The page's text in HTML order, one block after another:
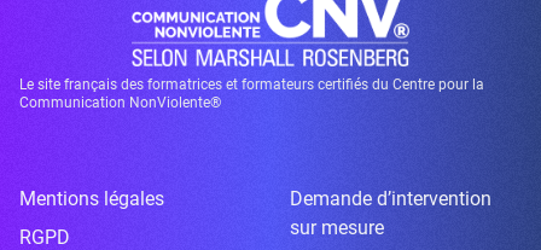
Le site français des formatrices et formateurs certifiés du Centre pour la
Communication NonViolente®
Mentions légales
RGPD
Demande d’intervention
sur mesure